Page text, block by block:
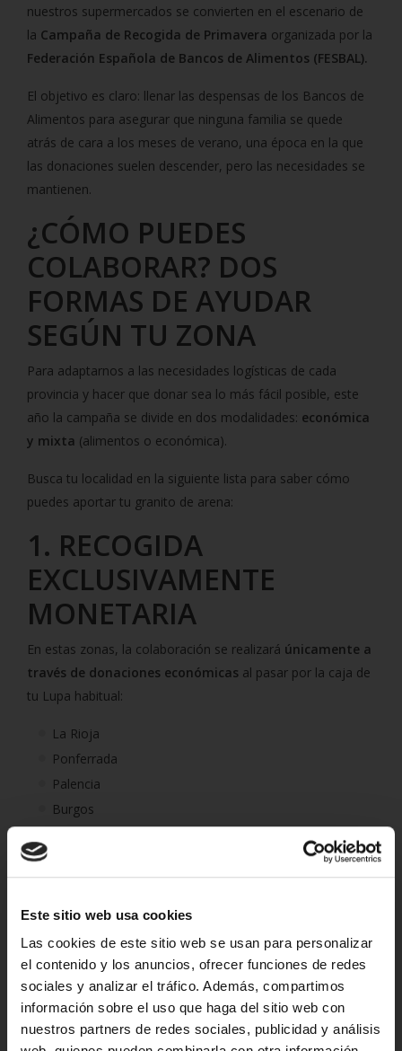
Este sitio web usa cookies
Las cookies de este sitio web se usan para personalizar
el contenido y los anuncios, ofrecer funciones de redes
sociales y analizar el tráfico. Además, compartimos
información sobre el uso que haga del sitio web con
nuestros partners de redes sociales, publicidad y análisis
nuestros supermercados se convierten en el escenario de
la Campaña de Recogida de Primavera organizada por la
Federación Española de Bancos de Alimentos (FESBAL).
El objetivo es claro: llenar las despensas de los Bancos de
Alimentos para asegurar que ninguna familia se quede
atrás de cara a los meses de verano, una época en la que
las donaciones suelen descender, pero las necesidades se
mantienen.
¿CÓMO PUEDES
COLABORAR? DOS
FORMAS DE AYUDAR
SEGÚN TU ZONA
Para adaptarnos a las necesidades logísticas de cada
provincia y hacer que donar sea lo más fácil posible, este
año la campaña se divide en dos modalidades: económica
y mixta (alimentos o económica).
Busca tu localidad en la siguiente lista para saber cómo
puedes aportar tu granito de arena:
1. RECOGIDA
EXCLUSIVAMENTE
MONETARIA
En estas zonas, la colaboración se realizará únicamente a
través de donaciones económicas al pasar por la caja de
tu Lupa habitual:
La Rioja
Ponferrada
Palencia
Burgos
Ávila
¿Por qué la donación económica es tan importante?
Permite a los Bancos de Alimentos comprar exactamente
los productos que necesitan en cada momento, aprovechar
mejor los recursos gracias a compras de gran volumen y
garantizar el stock de alimentos frescos cuando más se